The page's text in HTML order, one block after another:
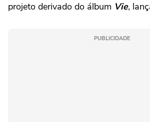
projeto derivado do álbum Vie,
PUBLICIDADE